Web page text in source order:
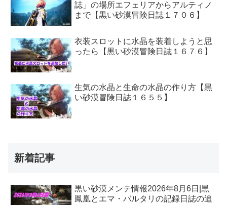
誌」の場所エフェリアからアルティノ
まで【黒い砂漠冒険日誌１７０６】
衣装スロットに水晶を装着しようと思
ったら【黒い砂漠冒険日誌１６７６】
生気の水晶と生命の水晶の作り方【黒
い砂漠冒険日誌１６５５】
新着記事
黒い砂漠メンテ情報2026年8月6日|黒
鳳凰とエマ・バルタリの記録日誌の追